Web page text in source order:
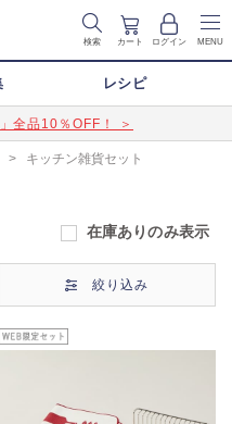
検索 カート ログイン MENU
レシピ
全品10％OFF！ ＞
> キッチン雑貨セット
在庫ありのみ表示
絞り込み